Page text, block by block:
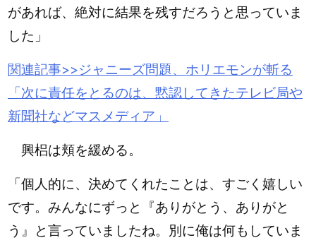
があれば、絶対に結果を残すだろうと思っていま
した」
関連記事>>ジャニーズ問題、 ホリエモンが斬る
「次に責任をとるのは、黙認してきたテレビ局や
新聞社などマスメディア」
興梠は頬を緩める。
「個人的に、決めてくれたことは、すごく嬉しい
です。みんなにずっと『ありがとう、ありがと
う』と言っていましたね。別に俺は何もしていま